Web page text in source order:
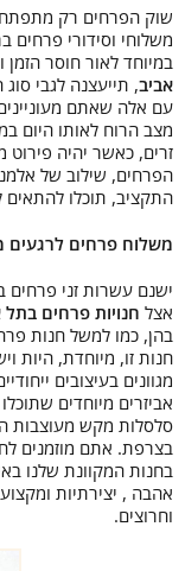
שוק הפרחים רק מתפתח
משלוחי וסידורי פרחים
במיוחד לאור חוסר
אביב, תייעצנה לגבי
עם אלה שאתם
מצב הרוח לאותו היום
זרים, כאשר יהיה פירוט
הפרחים, שילוב של
התקציב, תוכלו
משלוח פרחים לרגעים
ישנם עשרות זני פרחים
אצל חנויות פרחים בתל
בהן, כמו למשל חנות
חנות זו, מיוחדת, היות
מגוונים בעיצובים
אביזרים מיוחדים
סלסלות מקש מעוצבות
בצרפת. אתם מוזמנים
בחנות המקוונת שלנו
אהבה , יצירתיות
וחרוצים.